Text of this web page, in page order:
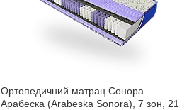
Ортопедичний матрац Сонора
Арабеска (Arabeska Sonora), 7 зон, 21